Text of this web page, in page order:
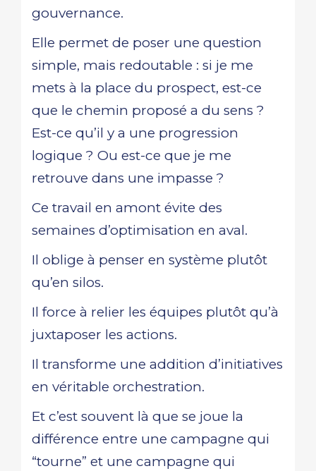
gouvernance.
Elle permet de poser une question
simple, mais redoutable : si je me
mets à la place du prospect, est-ce
que le chemin proposé a du sens ?
Est-ce qu’il y a une progression
logique ? Ou est-ce que je me
retrouve dans une impasse ?
Ce travail en amont évite des
semaines d’optimisation en aval.
Il oblige à penser en système plutôt
qu’en silos.
Il force à relier les équipes plutôt qu’à
juxtaposer les actions.
Il transforme une addition d’initiatives
en véritable orchestration.
Et c’est souvent là que se joue la
différence entre une campagne qui
“tourne” et une campagne qui